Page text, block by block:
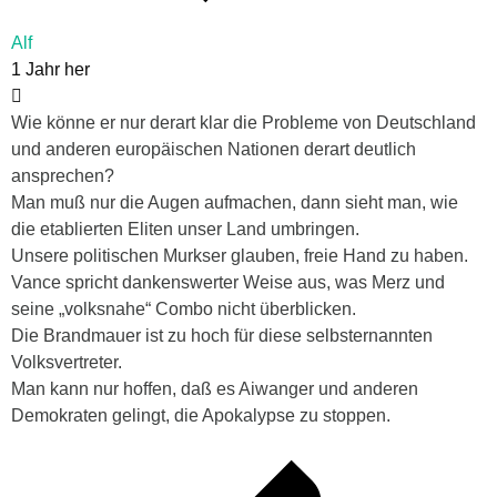
Alf
1 Jahr her
Wie könne er nur derart klar die Probleme von Deutschland
und anderen europäischen Nationen derart deutlich
ansprechen?
Man muß nur die Augen aufmachen, dann sieht man, wie
die etablierten Eliten unser Land umbringen.
Unsere politischen Murkser glauben, freie Hand zu haben.
Vance spricht dankenswerter Weise aus, was Merz und
seine „volksnahe“ Combo nicht überblicken.
Die Brandmauer ist zu hoch für diese selbsternannten
Volksvertreter.
Man kann nur hoffen, daß es Aiwanger und anderen
Demokraten gelingt, die Apokalypse zu stoppen.